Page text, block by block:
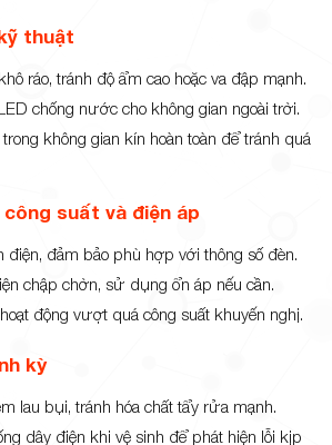
thuật
ráo, tránh độ ẩm cao hoặc va đập mạnh.
chống nước cho không gian ngoài trời.
không gian kín hoàn toàn để tránh quá
suất và điện áp
điện, đảm bảo phù hợp với thông số đèn.
chập chờn, sử dụng ổn áp nếu cần.
động vượt quá công suất khuyến nghị.
kỳ
lau bụi, tránh hóa chất tẩy rửa mạnh.
dây điện khi vệ sinh để phát hiện lỗi kịp